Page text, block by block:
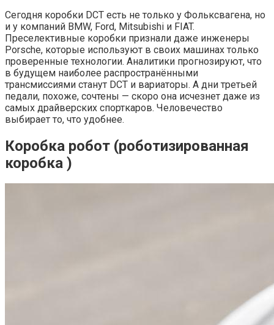
Сегодня коробки DCT есть не только у Фольксвагена, но
и у компаний BMW, Ford, Mitsubishi и FIAT.
Преселективные коробки признали даже инженеры
Porsche, которые используют в своих машинах только
проверенные технологии. Аналитики прогнозируют, что
в будущем наиболее распространёнными
трансмиссиями станут DCT и вариаторы. А дни третьей
педали, похоже, сочтены — скоро она исчезнет даже из
самых драйверских спорткаров. Человечество
выбирает то, что удобнее.
Коробка робот (роботизированная
коробка )